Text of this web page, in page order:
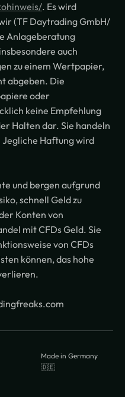
. Es wird
(TF Daytrading GmbH/
Anlageberatung
auch
zu einem Wertpapier,
abgeben. Die
oder
keine Empfehlung
Halten dar. Sie handeln
Jegliche Haftung wird
und bergen aufgrund
schnell Geld zu
Konten von
mit CFDs Geld. Sie
von CFDs
können, das hohe
Made in Germany
🇩🇪